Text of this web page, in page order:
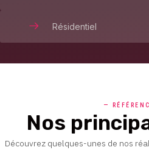
Résidentiel
—
Nos
Découvrez quelques-unes de nos